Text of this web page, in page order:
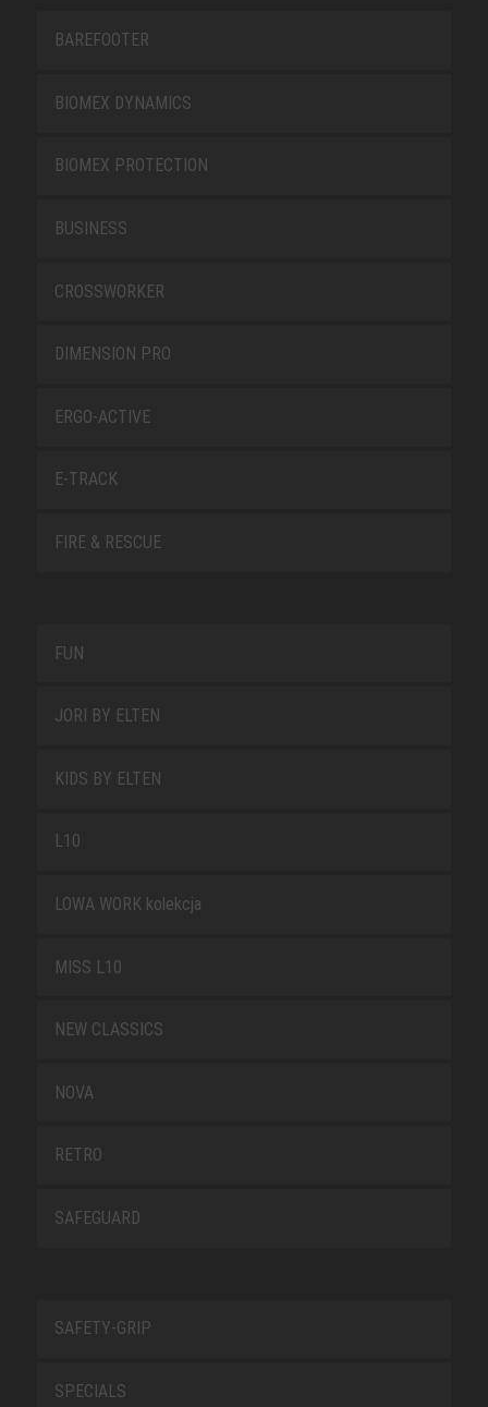
BAREFOOTER
BIOMEX DYNAMICS
BIOMEX PROTECTION
BUSINESS
CROSSWORKER
DIMENSION PRO
ERGO-ACTIVE
E-TRACK
FIRE & RESCUE
FUN
JORI BY ELTEN
KIDS BY ELTEN
L10
LOWA WORK kolekcja
MISS L10
NEW CLASSICS
NOVA
RETRO
SAFEGUARD
SAFETY-GRIP
SPECIALS